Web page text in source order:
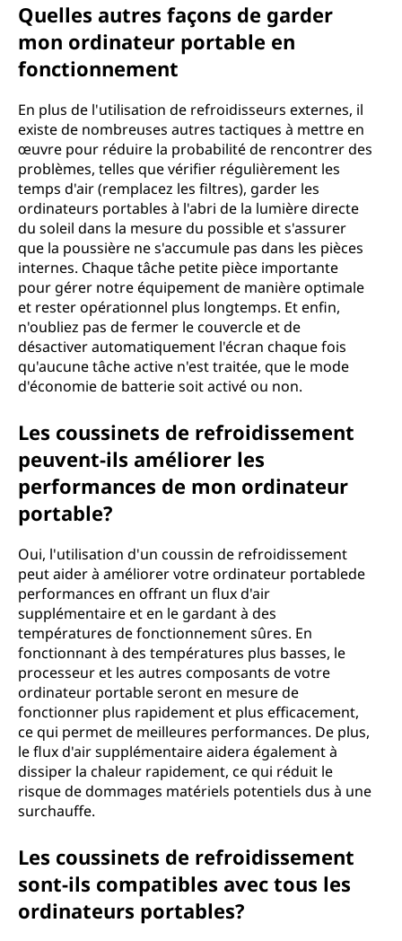
Quelles autres façons de garder
mon ordinateur portable en
fonctionnement
En plus de l'utilisation de refroidisseurs externes, il
existe de nombreuses autres tactiques à mettre en
œuvre pour réduire la probabilité de rencontrer des
problèmes, telles que vérifier régulièrement les
temps d'air (remplacez les filtres), garder les
ordinateurs portables à l'abri de la lumière directe
du soleil dans la mesure du possible et s'assurer
que la poussière ne s'accumule pas dans les pièces
internes. Chaque tâche petite pièce importante
pour gérer notre équipement de manière optimale
et rester opérationnel plus longtemps. Et enfin,
n'oubliez pas de fermer le couvercle et de
désactiver automatiquement l'écran chaque fois
qu'aucune tâche active n'est traitée, que le mode
d'économie de batterie soit activé ou non.
Les coussinets de refroidissement
peuvent-ils améliorer les
performances de mon ordinateur
portable?
Oui, l'utilisation d'un coussin de refroidissement
peut aider à améliorer votre ordinateur portablede
performances en offrant un flux d'air
supplémentaire et en le gardant à des
températures de fonctionnement sûres. En
fonctionnant à des températures plus basses, le
processeur et les autres composants de votre
ordinateur portable seront en mesure de
fonctionner plus rapidement et plus efficacement,
ce qui permet de meilleures performances. De plus,
le flux d'air supplémentaire aidera également à
dissiper la chaleur rapidement, ce qui réduit le
risque de dommages matériels potentiels dus à une
surchauffe.
Les coussinets de refroidissement
sont-ils compatibles avec tous les
ordinateurs portables?